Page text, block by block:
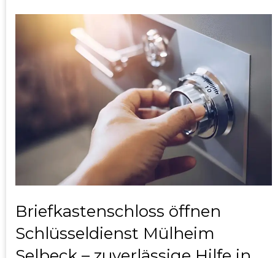
Briefkastenschloss öffnen
Schlüsseldienst Mülheim